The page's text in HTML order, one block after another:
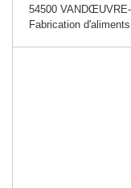
54500
Fabrication